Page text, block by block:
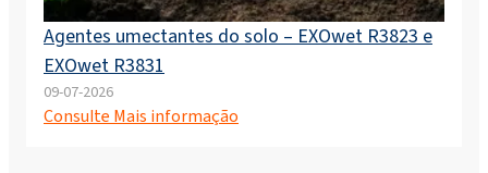
Agentes umectantes do solo – EXOwet R3823 e
EXOwet R3831
09-07-2026
Consulte Mais informação